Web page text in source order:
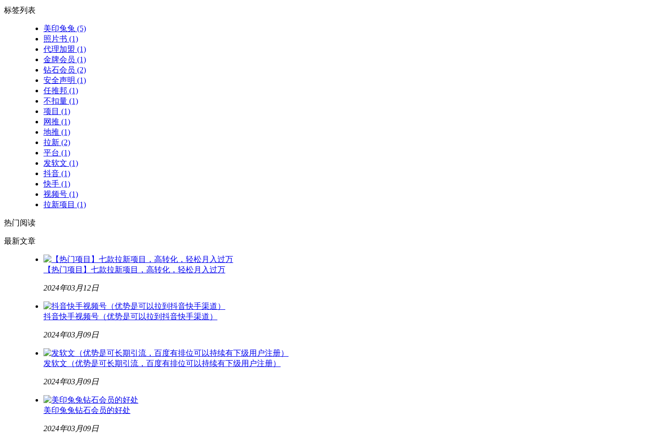
标签列表
美印兔兔 (5)
照片书 (1)
代理加盟 (1)
金牌会员 (1)
钻石会员 (2)
安全声明 (1)
任推邦 (1)
不扣量 (1)
项目 (1)
网推 (1)
地推 (1)
拉新 (2)
平台 (1)
发软文 (1)
抖音 (1)
快手 (1)
视频号 (1)
拉新项目 (1)
热门阅读
最新文章
【热门项目】七款拉新项目，高转化，轻松月入过万
2024年03月12日
抖音快手视频号（优势是可以拉到抖音快手渠道）
2024年03月09日
发软文（优势是可长期引流，百度有排位可以持续有下级用户注册）
2024年03月09日
美印兔兔钻石会员的好处
2024年03月09日